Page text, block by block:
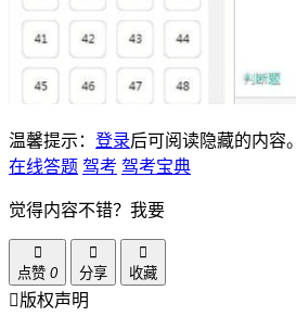
温馨提示： 登录后可阅读隐藏的内容。
在线答题 驾考 驾考宝典
觉得内容不错？我要
点赞 0 分享 收藏
版权声明